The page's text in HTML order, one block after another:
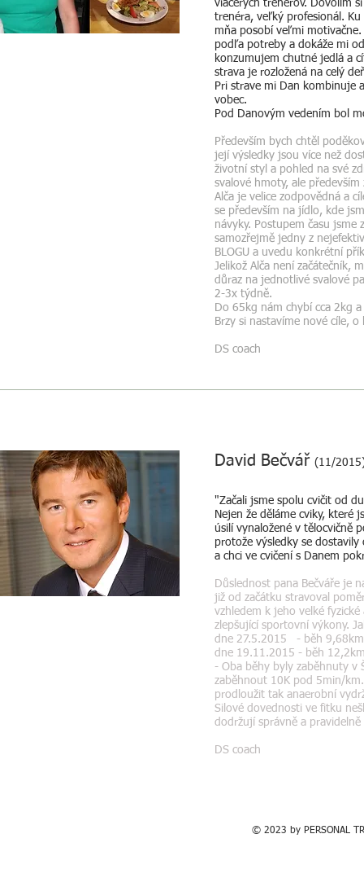
viacerých trenérov. Dovolím
trenéra, veľký profesionál.
mňa posobí veľmi
podľa potreby a dokáže mi
konzumujem chutné jedlá a
strava je rozložená na celý
Pri strave mi Dan kombinuje
vobec.
Pod Danovým vedením bol
Především bych chtěl
její výsledky jsou více než
životní styl a pohled na své
svalové hmoty, ale
Alča je velice zodpovědná a
se především na jídlo, kde
návyky. Postupem času jsme
samozřejmě jedny z
BLOGU a uvedu konkrétní
Jelikož Alča není začátečník,
důraz na jednotlivé svalové
2-3x týdně.
Do 65kg nám chybí cca 2kg
Brzy si nastavíme nové cíle,
DS coach
David Bečvář (11/
"Začali jsme spolu cvičit od
Nejen že děláme cviky, které
úsilí vynaložené v tělocvičně
protože výsledky se
a chci ve cvičení s Danem
Důslednost pana Bečváře je
již od začátku stravoval
vzhledem k jeho velké
zlepšující sportovní výkony.
dne 27.5.2015 - běh
dne 19.11.2015 - běh
- Oba běhy byly zaběhnuty v
zaběhnout 10K pod 5min/
prodloužit tak anaerobní
Silové dovednosti ve fitku
dodržují správně a
DS coach
© 2023 by PERSONAL